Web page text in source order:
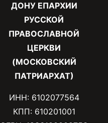
ДОНУ ЕПАРХИИ
РУССКОЙ
ПРАВОСЛАВНОЙ
ЦЕРКВИ
(МОСКОВСКИЙ
ПАТРИАРХАТ)
ИНН: 6102077564
КПП: 610201001